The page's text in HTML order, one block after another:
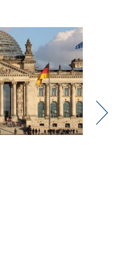
Praxis